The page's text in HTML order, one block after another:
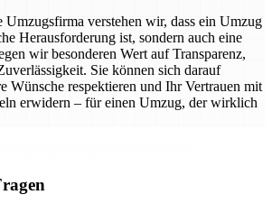
Umzugsfirma verstehen wir, dass ein Umzug
Herausforderung ist, sondern auch eine
wir besonderen Wert auf Transparenz,
Sie können sich darauf
Wünsche respektieren und Ihr Vertrauen mit
erwidern – für einen Umzug, der wirklich